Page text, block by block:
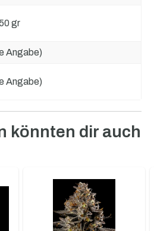
gr
Angabe)
Angabe)
könnten dir auch